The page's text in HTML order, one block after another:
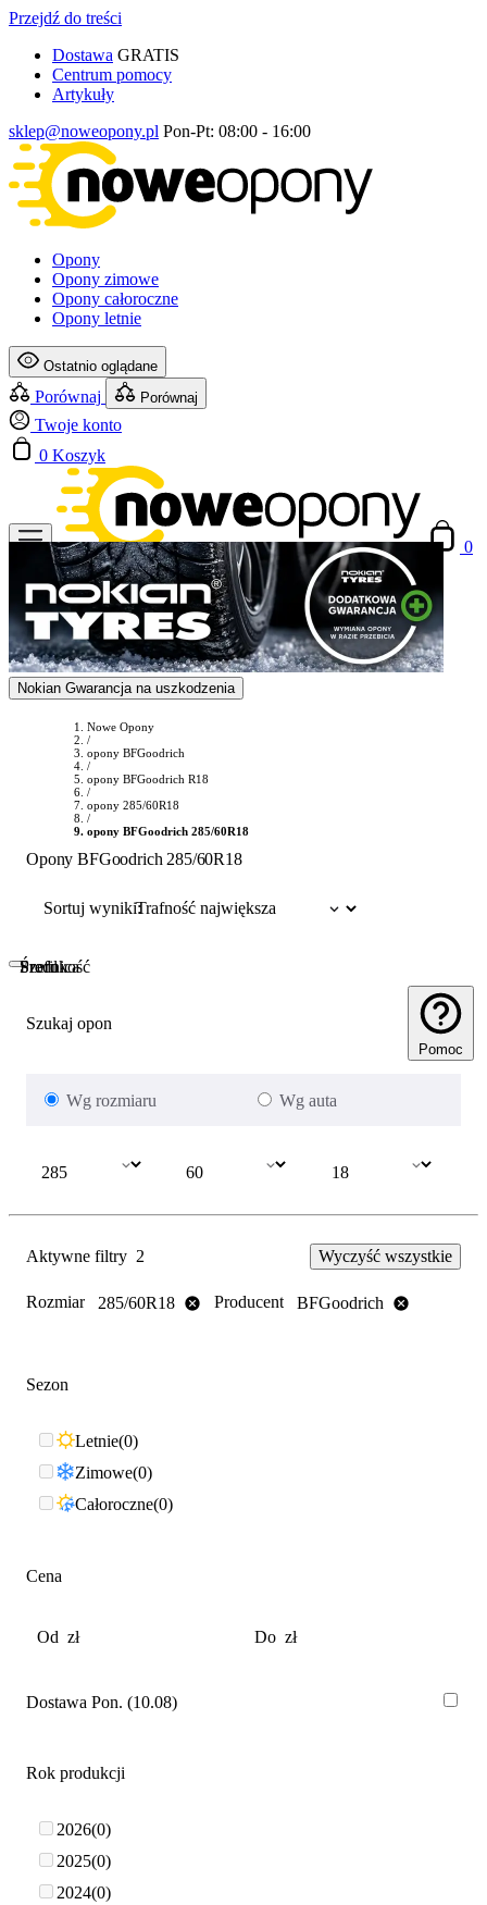
Przejdź do treści
Dostawa GRATIS
Centrum pomocy
Artykuły
sklep@noweopony.pl Pon-Pt: 08:00 - 16:00
Opony
Opony zimowe
Opony całoroczne
Opony letnie
Ostatnio oglądane
Porównaj Porównaj
Twoje konto
0 Koszyk
0
Nokian Gwarancja na uszkodzenia
Nowe Opony
/
opony BFGoodrich
/
opony BFGoodrich R18
/
opony 285/60R18
/
opony BFGoodrich 285/60R18
Opony BFGoodrich 285/60R18
Sortuj wyniki:
Szukaj opon
Pomoc
Wg rozmiaru Wg auta
Szerokość
Profil
Średnica
Aktywne filtry 2 Wyczyść wszystkie
Rozmiar 285/60R18 Producent BFGoodrich
Sezon
Letnie 0
Zimowe 0
Całoroczne 0
Cena
Dostawa Pon. (10.08)
Rok produkcji
2026 0
2025 0
2024 0